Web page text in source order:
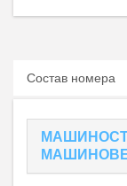
Состав номера